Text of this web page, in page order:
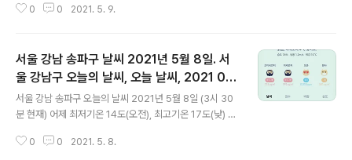
저기온, 어제와 같은 최고기온입니다 아침에 최저기온 영
니다 대기상황 공기질은 어제 초미세먼지 매우나쁨 = 162
㎍/m³ 미세먼지는 매우나쁨 = 752 ㎍/m³ 황사는 나쁨
= 581 ㎍/m³ 오늘 초미세먼지 좋음 = 6 ㎍/m³ 미세먼
지는 보통 = 42 ㎍/m³ 황사는 보통 = 64 ㎍/m³ 자외선
매우 높음 = 8 (참고로 11부터 위험) 대기상태는 어제보다
많이 좋습니다 대기상태가 전체적으로 좋은..
0 0 2021. 5. 9.
서울 강남 송파구 날씨 2021년 5월 8일. 서
울 강남구 오늘의 날씨, 오늘 날씨, 2021 05
08, 초미세먼지, 미세먼지, 황사, 대기 상태
매우 나쁨!
서울 강남 송파구 오늘의 날씨 2021년 5월 8일 (3시 30
분 현재) 어제 최저기온 14도(오전), 최고기온 17도(낮) 오
낮은 최저기온, 어제보다 4도 높은 최고기온입니다 아침에
0 0 2021. 5. 8.